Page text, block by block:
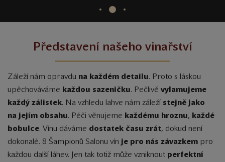
Představení našeho vinařství
Záleží nám opravdu na každém detailu. Proto s láskou
upěchováváme každou sazeničku. Pečlivě vylamujeme
každý zálistek. Na vzhledu lahve nám záleží stejně jako
na jejím obsahu. Péči věnujeme každému hroznu, každé
bobulce. Vínu dáváme dostatek času zrát, dokud není
dokonalé. 8 Šampionů Salonu vín je pro nás závazkem pro
každou další láhev. Jen tak totiž může vzniknout perfektní